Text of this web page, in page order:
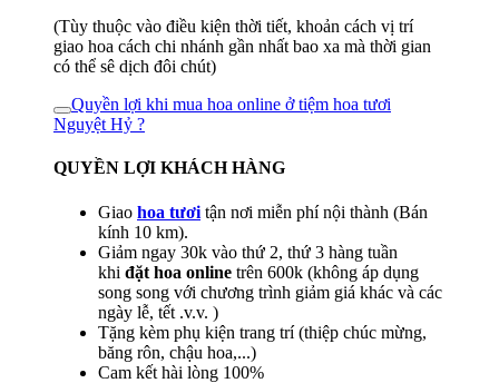
(Tùy thuộc vào điều kiện thời tiết, khoản cách vị trí
giao hoa cách chi nhánh gần nhất bao xa mà thời gian
có thể sê dịch đôi chút)
Quyền lợi khi mua hoa online ở tiệm hoa tươi
Nguyệt Hỷ ?
QUYỀN LỢI KHÁCH HÀNG
Giao hoa tươi tận nơi miễn phí nội thành (Bán
kính 10 km).
Giảm ngay 30k vào thứ 2, thứ 3 hàng tuần
khi đặt hoa online trên 600k (không áp dụng
song song với chương trình giảm giá khác và các
ngày lễ, tết .v.v. )
Tặng kèm phụ kiện trang trí (thiệp chúc mừng,
băng rôn, chậu hoa,...)
Cam kết hài lòng 100%